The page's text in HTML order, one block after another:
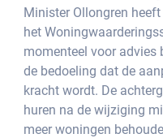
Minister Ollongren
het
momenteel voor advies
de bedoeling dat de
kracht wordt. De
huren na de wijziging
meer woningen